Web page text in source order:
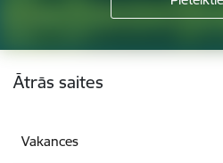
Kājene
Ātrās saites
Vakances